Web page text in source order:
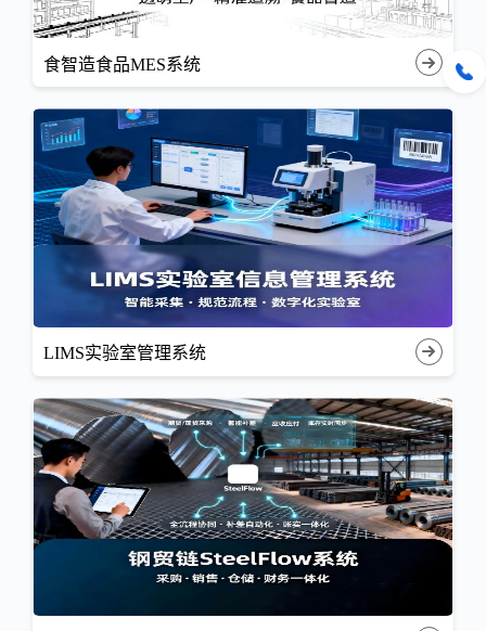
食智造食品MES系统
LIMS实验室管理系统